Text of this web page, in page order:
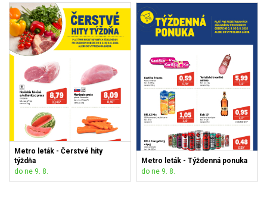
Metro leták - Čerstvé hity
týždňa
do ne 9. 8.
Metro leták - Týždenná ponuka
do ne 9. 8.